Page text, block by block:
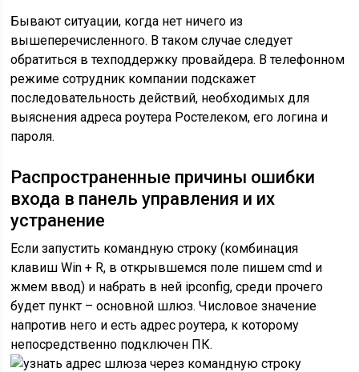
Бывают ситуации, когда нет ничего из
вышеперечисленного. В таком случае следует
обратиться в техподдержку провайдера. В телефонном
режиме сотрудник компании подскажет
последовательность действий, необходимых для
выяснения адреса роутера Ростелеком, его логина и
пароля.
Распространенные причины ошибки
входа в панель управления и их
устранение
Если запустить командную строку (комбинация
клавиш Win + R, в открывшемся поле пишем cmd и
жмем ввод) и набрать в ней ipconfig, среди прочего
будет пункт – основной шлюз. Числовое значение
напротив него и есть адрес роутера, к которому
непосредственно подключен ПК.